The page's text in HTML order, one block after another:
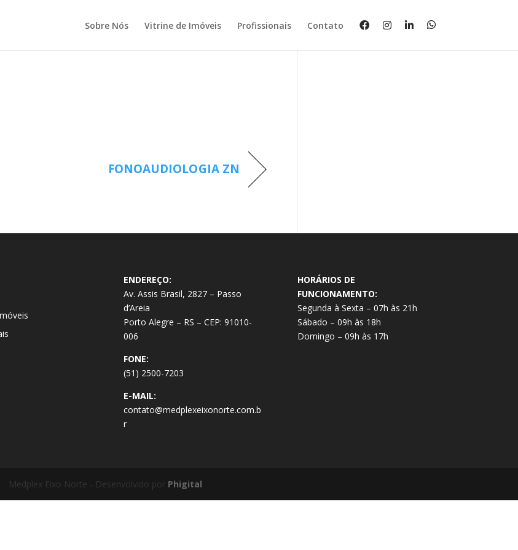
Sobre Nós Vitrine de Imóveis Profissionais Contato
FONOAUDIOLOGIA ZN
ENDEREÇO:
Av. Assis Brasil, 2827 – Passo
d’Areia
Porto Alegre – RS – CEP: 91010-
006
FONE:
(51) 2500-7203
E-MAIL:
contato@medplexeixonorte.com.b
r
HORÁRIOS DE
FUNCIONAMENTO:
Segunda à Sexta – 07h às 21h
Sábado – 09h às 18h
Domingo – 09h às 17h
Medplex Eixo Norte - Desenvolvido por Phigital